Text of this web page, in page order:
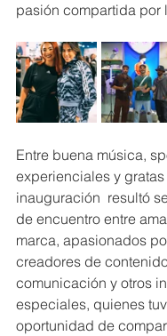
pasión compartida por
Entre buena música,
experienciales y
inauguración  resultó
de encuentro entre
marca, apasionados
creadores de
comunicación y otros
especiales, quienes
oportunidad de